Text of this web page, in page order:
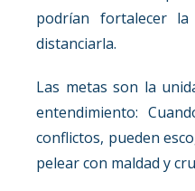
podrían fortalecer
distanciarla.
Las metas son la
entendimiento:
conflictos, pueden
pelear con maldad y